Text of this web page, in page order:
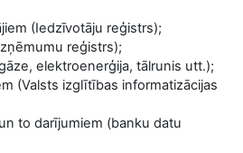
(Iedzīvotāju reģistrs);
reģistrs);
elektroenerģija, tālrunis utt.);
(Valsts izglītības informatizācijas
to darījumiem (banku datu